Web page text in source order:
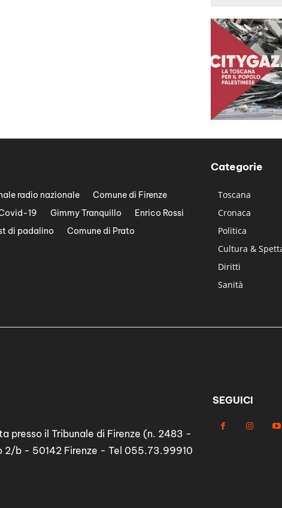
radio nazionale
Comune di Firenze
19 Gimmy Tranquillo
Enrico Rossi
di padalino
Comune di Prato
Categorie
Toscana
Cronaca
Politica
Cultura &
Diritti
Sanità
presso il Tribunale di Firenze (n. 2483 -
2/b - 50142 Firenze - Tel 055.73.99910
SEGUICI